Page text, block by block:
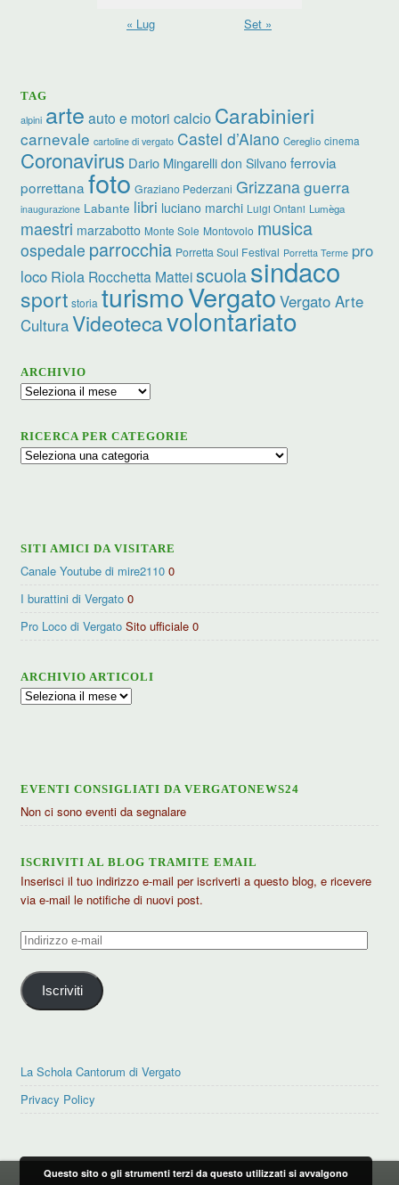
« Lug
Set »
TAG
alpini arte auto e motori calcio Carabinieri
carnevale cartoline di vergato Castel d’Aiano Cereglio cinema
Coronavirus Dario Mingarelli don Silvano ferrovia
porrettana foto Graziano Pederzani Grizzanaguerra
inaugurazione Labante libri luciano marchi Luigi Ontani Lumèga
maestri marzabotto Monte Sole Montovolo musica
ospedale parrocchia Porretta Soul Festival Porretta Terme pro
loco Riola Rocchetta Matteiscuolasindaco
sport storia turismoVergato Vergato Arte
CulturaVideotecavolontariato
ARCHIVIO
Archivio
RICERCA PER CATEGORIE
Ricerca
SITI AMICI DA VISITARE
Canale Youtube di mire2110 0
I burattini di Vergato 0
Pro Loco di Vergato Sito ufficiale 0
ARCHIVIO ARTICOLI
Archivio
EVENTI CONSIGLIATI DA VERGATONEWS24
Non ci sono eventi da segnalare
ISCRIVITI AL BLOG TRAMITE EMAIL
Inserisci il tuo indirizzo e-mail per iscriverti a questo blog, e ricevere
via e-mail le notifiche di nuovi post.
Indirizzo
mail
Iscriviti
La Schola Cantorum di Vergato
Privacy Policy
Questo sito o gli strumenti terzi da questo utilizzati si avvalgono